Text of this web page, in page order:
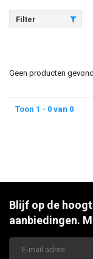
Filter
Geen producten
Toon 1 - 0 van 0
Blijf op de
aanbiedingen.